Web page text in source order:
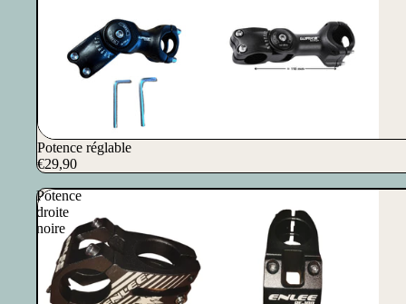
Potence réglable
€29,90
Potence
droite
noire